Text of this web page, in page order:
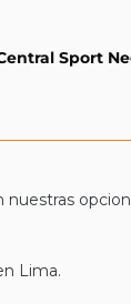
Sport
nuestras
Lima.